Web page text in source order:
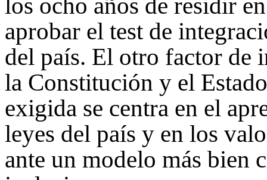
los ocho años de residir
aprobar el test de
del país. El otro factor de
la Constitución y el
exigida se centra en el
leyes del país y en los
ante un modelo más bien